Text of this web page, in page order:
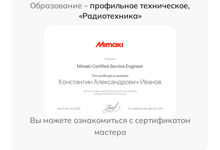
Образование – профильное техническое,
«Радиотехника»
Вы можете ознакомиться с сертификатом
мастера